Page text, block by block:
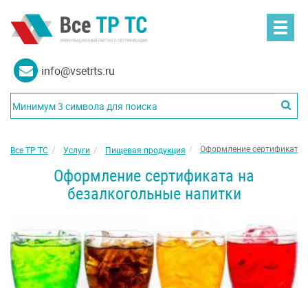
info@vsetrts.ru
Все ТР ТС Услуги Пищевая продукция Оформление сертификата
Оформление сертификата на
безалкогольные напитки